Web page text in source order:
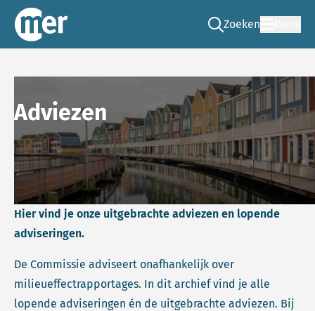
Commissie mer
Zoeken
Ga naar de zoek
Adviezen
Hier vind je onze uitgebrachte adviezen en lopende
adviseringen.
De Commissie adviseert onafhankelijk over
milieueffectrapportages. In dit archief vind je alle
lopende adviseringen én de uitgebrachte adviezen. Bij